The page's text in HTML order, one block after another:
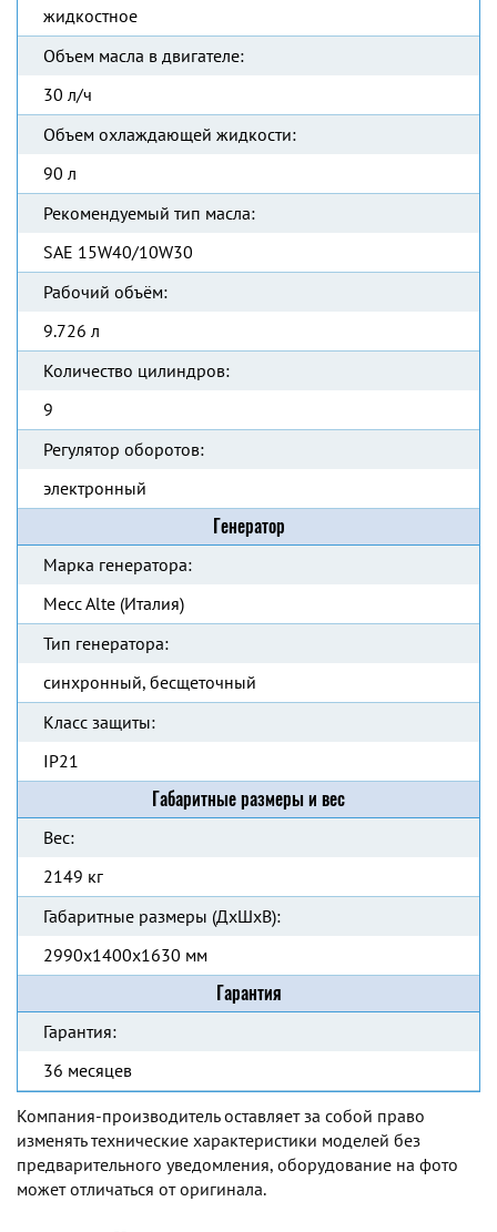
жидкостное
Объем масла в двигателе:
30 л/ч
Объем охлаждающей жидкости:
90 л
Рекомендуемый тип масла:
SAE 15W40/10W30
Рабочий объём:
9.726 л
Количество цилиндров:
9
Регулятор оборотов:
электронный
Генератор
Марка генератора:
Mecc Alte (Италия)
Тип генератора:
синхронный, бесщеточный
Класс защиты:
IP21
Габаритные размеры и вес
Вес:
2149 кг
Габаритные размеры (ДхШхВ):
2990х1400х1630 мм
Гарантия
Гарантия:
36 месяцев
Компания-производитель оставляет за собой право
изменять технические характеристики моделей без
предварительного уведомления, оборудование на фото
может отличаться от оригинала.